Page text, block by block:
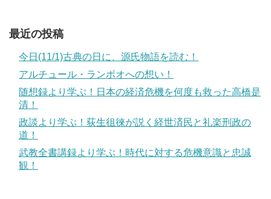
最近の投稿
今日(11/1)古典の日に、源氏物語を読む！
アルチュール・ランボオへの想い！
随想録より学ぶ！日本の経済危機を何度も救った高橋是
清！
政談より学ぶ！荻生徂徠が説く経世済民と礼楽刑政の
道！
武教全書講録より学ぶ！時代に対する危機意識と忠誠
観！